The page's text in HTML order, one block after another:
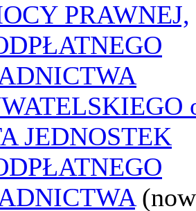
PRAWNEJ,
JEDNOSTEK